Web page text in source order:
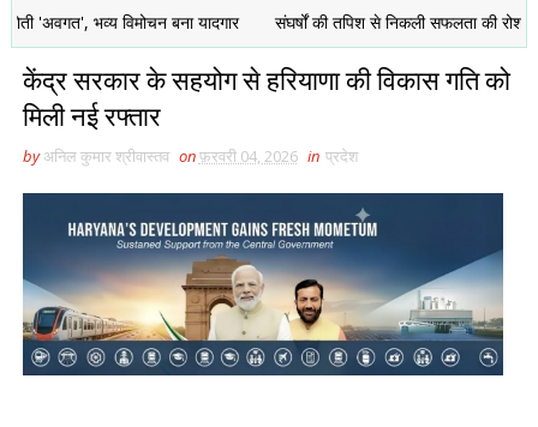
भव्य विमोचन बना यादगार संघर्षों की तपिश से निकली सफलता की रोशनी,
केंद्र सरकार के सहयोग से हरियाणा की विकास गति को
मिली नई रफ्तार
byअनिल कुमार श्रीवास्तव onफ़रवरी 04, 2026 in प्रदेश